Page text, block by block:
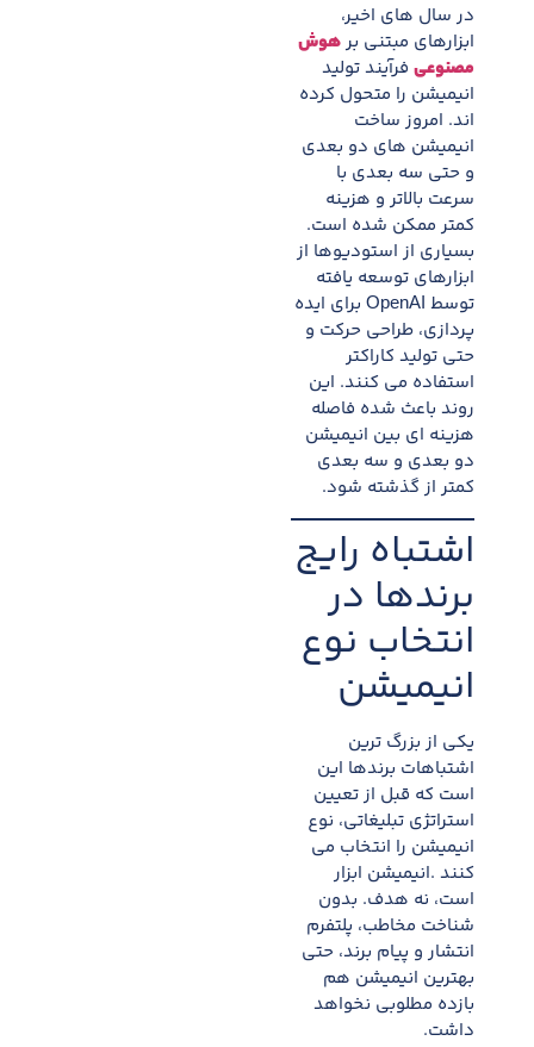
در سال های اخیر،
ابزارهای مبتنی برهوش
مصنوعی فرآیند تولید
انیمیشن را متحول کرده
اند. امروز ساخت
انیمیشن های دو بعدی
و حتی سه بعدی با
سرعت بالاتر و هزینه
کمتر ممکن شده است.
بسیاری از استودیوها از
ابزارهای توسعه یافته
توسط OpenAI برای ایده
پردازی، طراحی حرکت و
حتی تولید کاراکتر
استفاده می کنند. این
روند باعث شده فاصله
هزینه ای بین انیمیشن
دو بعدی و سه بعدی
کمتر از گذشته شود.
اشتباه رایج
برندها در
انتخاب نوع
انیمیشن
یکی از بزرگ ترین
اشتباهات برندها این
است که قبل از تعیین
استراتژی تبلیغاتی، نوع
انیمیشن را انتخاب می
کنند .انیمیشن ابزار
است، نه هدف. بدون
شناخت مخاطب، پلتفرم
انتشار و پیام برند، حتی
بهترین انیمیشن هم
بازده مطلوبی نخواهد
داشت.